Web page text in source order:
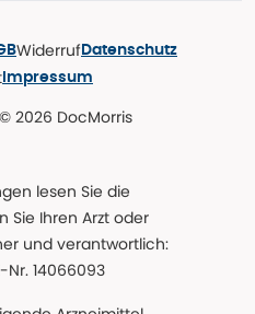
Widerruf Datenschutz
Impressum
© 2026 DocMorris
lesen Sie die
Sie Ihren Arzt oder
und verantwortlich:
Nr. 14066093